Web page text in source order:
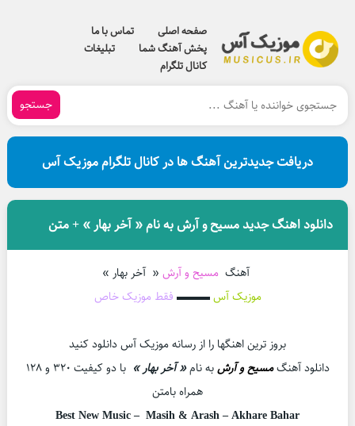
صفحه اصلی
تماس با ما
پخش آهنگ شما
تبلیغات
کانال تلگرام
جستجو
دریافت جدیدترین آهنگ ها در کانال تلگرام موزیک آس
دانلود اهنگ جدید مسیح و آرش به نام « آخر بهار » + متن
آهنگ مسیح و آرش « آخر بهار »
موزیک آس▬▬▬ فقط موزیک خاص
بروز ترین اهنگها را از رسانه موزیک آس دانلود کنید
دانلود آهنگمسیح و آرشبه نام« آخر بهار »
با دو کیفیت ۳۲۰ و ۱۲۸
همراه بامتن
Best New Music – Masih & Arash – Akhare Bahar